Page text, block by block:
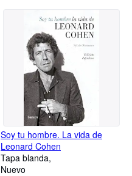
Soy tu hombre. La vida de
Leonard Cohen
Tapa blanda
Nuevo